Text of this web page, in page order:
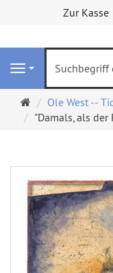
Zur Kasse
Navigation
Startseite
Ole West --
"Damals, als